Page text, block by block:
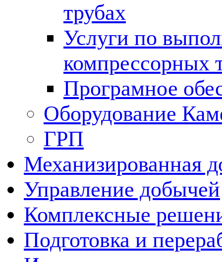
трубах
Услуги по
компрессорных
Програмное
Оборудование
ГРП
Механизированная
Управление добычей
Комплексные
Подготовка и